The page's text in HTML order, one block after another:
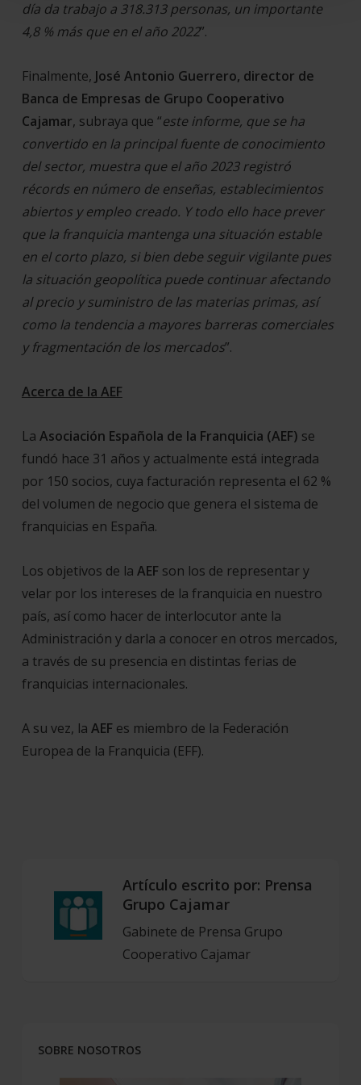
día da trabajo a 318.313 personas, un importante
4,8 % más que en el año 2022”.
Finalmente, José Antonio Guerrero, director de
Banca de Empresas de Grupo Cooperativo
Cajamar, subraya que “este informe, que se ha
convertido en la principal fuente de conocimiento
del sector, muestra que el año 2023 registró
récords en número de enseñas, establecimientos
abiertos y empleo creado. Y todo ello hace prever
que la franquicia mantenga una situación estable
en el corto plazo, si bien debe seguir vigilante pues
la situación geopolítica puede continuar afectando
al precio y suministro de las materias primas, así
como la tendencia a mayores barreras comerciales
y fragmentación de los mercados”.
Acerca de la AEF
La Asociación Española de la Franquicia (AEF) se
fundó hace 31 años y actualmente está integrada
por 150 socios, cuya facturación representa el 62 %
del volumen de negocio que genera el sistema de
franquicias en España.
Los objetivos de la AEFson los de representar y
velar por los intereses de la franquicia en nuestro
país, así como hacer de interlocutor ante la
Administración y darla a conocer en otros mercados,
a través de su presencia en distintas ferias de
franquicias internacionales.
A su vez, la AEFes miembro de la Federación
Europea de la Franquicia (EFF).
Artículo escrito por: Prensa
Grupo Cajamar
Gabinete de Prensa Grupo
Cooperativo Cajamar
SOBRE NOSOTROS